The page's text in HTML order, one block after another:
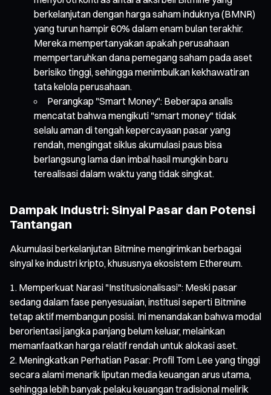
berkelanjutan dengan harga saham induknya (BMNR)
yang turun hampir 60% dalam enam bulan terakhir.
Mereka mempertanyakan apakah perusahaan
mempertaruhkan dana pemegang saham pada aset
berisiko tinggi, sehingga menimbulkan kekhawatiran
tata kelola perusahaan.
Perangkap "Smart Money": Beberapa analis
mencatat bahwa mengikuti "smart money" tidak
selalu aman di tengah kepercayaan pasar yang
rendah, mengingat siklus akumulasi paus bisa
berlangsung lama dan imbal hasil mungkin baru
terealisasi dalam waktu yang tidak singkat.
Dampak Industri: Sinyal Pasar dan Potensi
Tantangan
Akumulasi berkelanjutan Bitmine mengirimkan berbagai
sinyal ke industri kripto, khususnya ekosistem Ethereum.
Memperkuat Narasi "Institusionalisasi": Meski pasar
sedang dalam fase penyesuaian, institusi seperti Bitmine
tetap aktif membangun posisi. Ini menandakan bahwa modal
berorientasi jangka panjang belum keluar, melainkan
memanfaatkan harga relatif rendah untuk alokasi aset.
Meningkatkan Perhatian Pasar: Profil Tom Lee yang tinggi
secara alami menarik liputan media keuangan arus utama,
sehingga lebih banyak pelaku keuangan tradisional melirik